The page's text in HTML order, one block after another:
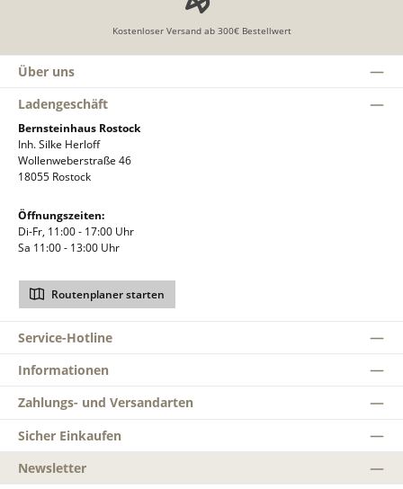
Kostenloser Versand ab 300€ Bestellwert
Über uns
Ladengeschäft
Bernsteinhaus Rostock
Inh. Silke Herloff
Wollenweberstraße 46
18055 Rostock
Öffnungszeiten:
Di-Fr, 11:00 - 17:00 Uhr
Sa 11:00 - 13:00 Uhr
Routenplaner starten
Service-Hotline
Informationen
Zahlungs- und Versandarten
Sicher Einkaufen
Newsletter